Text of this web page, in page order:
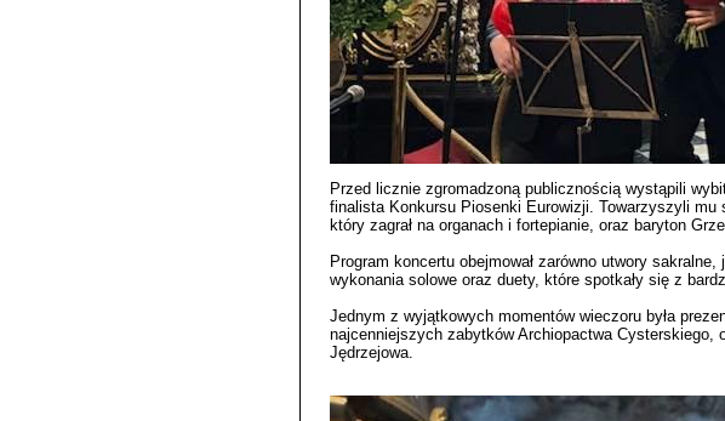
Przed licznie zgromadzoną publicznością wystąpili
finalista Konkursu Piosenki Eurowizji. Towarzyszyli
który zagrał na organach i fortepianie, oraz baryton
Program koncertu obejmował zarówno utwory
wykonania solowe oraz duety, które spotkały się z
Jednym z wyjątkowych momentów wieczoru była
najcenniejszych zabytków Archiopactwa
Jędrzejowa.